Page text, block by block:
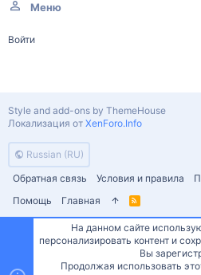
Меню
Войти
Russian (RU)
Обратная связь
Условия и правила
Помощь
Главная
R
S
Style and add-ons by ThemeHouse
Локализация от XenForo.Info
На данном сайте
персонализировать контент и
Вы
Продолжая использовать